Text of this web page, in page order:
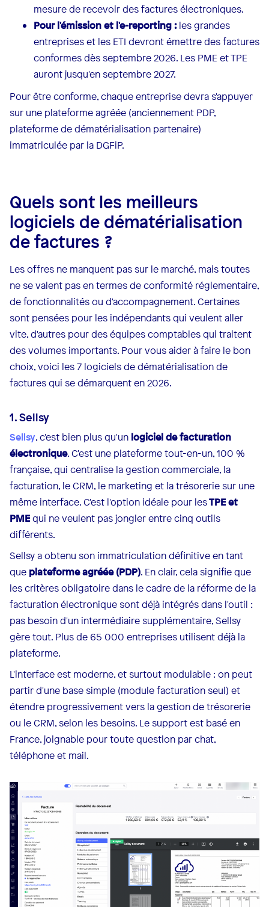
mesure de recevoir des factures électroniques.
Pour l'émission et l'e-reporting :les grandes
entreprises et les ETI devront émettre des factures
conformes dès septembre 2026. Les PME et TPE
auront jusqu'en septembre 2027.
Pour être conforme, chaque entreprise devra s'appuyer
sur une plateforme agréée (anciennement PDP,
plateforme de dématérialisation partenaire)
immatriculée par la DGFiP.
Quels sont les meilleurs
logiciels de dématérialisation
de factures ?
Les offres ne manquent pas sur le marché, mais toutes
ne se valent pas en termes de conformité réglementaire,
de fonctionnalités ou d'accompagnement. Certaines
sont pensées pour les indépendants qui veulent aller
vite, d'autres pour des équipes comptables qui traitent
des volumes importants. Pour vous aider à faire le bon
choix, voici les 7 logiciels de dématérialisation de
factures qui se démarquent en 2026.
1. Sellsy
Sellsy, c'est bien plus qu'un logiciel de facturation
électronique. C'est une plateforme tout-en-un, 100 %
française, qui centralise la gestion commerciale, la
facturation, le CRM, le marketing et la trésorerie sur une
même interface. C'est l'option idéale pour lesTPE et
PMEqui ne veulent pas jongler entre cinq outils
différents.
Sellsy a obtenu son immatriculation définitive en tant
que plateforme agréée (PDP). En clair, cela signifie que
les critères obligatoire dans le cadre de la réforme de la
facturation électronique sont déjà intégrés dans l'outil :
pas besoin d'un intermédiaire supplémentaire, Sellsy
gère tout. Plus de 65 000 entreprises utilisent déjà la
plateforme.
L'interface est moderne, et surtout modulable : on peut
partir d'une base simple (module facturation seul) et
étendre progressivement vers la gestion de trésorerie
ou le CRM, selon les besoins. Le support est basé en
France, joignable pour toute question par chat,
téléphone et mail.